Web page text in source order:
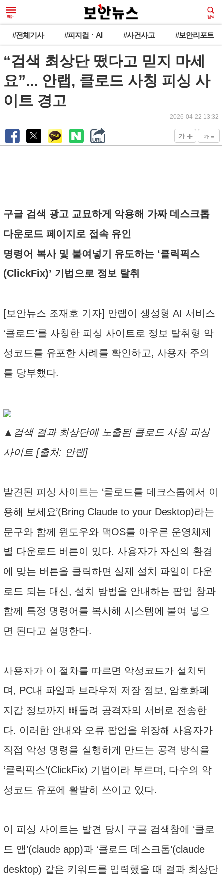
#전체기사 #피지컬ㆍAI #사건사고 #보안리포트
“검색 최상단 떴다고 믿지 마세
요”... 안랩, 클로드 사칭 피싱 사
이트 경고
2026-04-22 13:32
가 + 가 -
구글 검색 광고 교묘하게 악용해 가짜 데스크톱
다운로드 페이지로 접속 유인
명령어 복사 및 붙여넣기 유도하는 ‘클릭픽스
(ClickFix)’ 기법으로 정보 탈취
[보안뉴스 조재호 기자] 안랩이 생성형 AI 서비스
‘클로드’를 사칭한 피싱 사이트로 정보 탈취형 악
성코드를 유포한 사례를 확인하고, 사용자 주의
를 당부했다.
▲ 검색 결과 최상단에 노출된 클로드 사칭 피싱
사이트 [출처: 안랩]
발견된 피싱 사이트는 ‘클로드를 데크스톱에서 이
용해 보세요’(Bring Claude to your Desktop)라는
문구와 함께 윈도우와 맥OS를 아우른 운영체제
별 다운로드 버튼이 있다. 사용자가 자신의 환경
에 맞는 버튼을 클릭하면 실제 설치 파일이 다운
로드 되는 대신, 설치 방법을 안내하는 팝업 창과
함께 특정 명령어를 복사해 시스템에 붙여 넣으
면 된다고 설명한다.
사용자가 이 절차를 따르면 악성코드가 설치되
며, PC내 파일과 브라우저 저장 정보, 암호화폐
지갑 정보까지 빼돌려 공격자의 서버로 전송한
다. 이러한 안내와 오류 팝업을 위장해 사용자가
직접 악성 명령을 실행하게 만드는 공격 방식을
‘클릭픽스’(ClickFix) 기법이라 부르며, 다수의 악
성코드 유포에 활발히 쓰이고 있다.
이 피싱 사이트는 발견 당시 구글 검색창에 ‘클로
드 앱’(claude app)과 ‘클로드 데스크톱’(claude
desktop) 같은 키워드를 입력했을 때 결과 최상단